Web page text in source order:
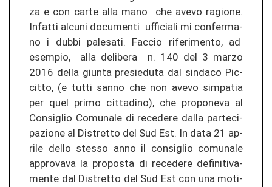
za e con carte alla mano che avevo ra­gio­ne.
In­fat­ti al­cu­ni do­cu­men­ti uf­fi­cia­li mi con­fer­ma­
no i dubbi pa­le­sa­ti. Fac­cio ri­fe­rimen­to, ad
esem­pio, alla de­li­be­ra n. 140 del 3 marzo
2016 della giun­ta pre­sied­uta dal sin­da­co Pic­
cit­to, (e tutti sanno che non avevo sim­pa­tia
per quel primo cit­ta­di­no), che pro­po­ne­va al
Con­siglio Co­mu­na­le di re­ce­de­re dalla par­te­ci­
pa­zio­ne al Dis­tret­to del Sud Est. In data 21 ap­
ri­le dello st­es­so anno il con­siglio co­mu­na­le
ap­pro­va­va la pro­pos­ta di re­ce­de­re de­fi­ni­ti­va­
men­te dal Dis­tret­to del Sud Est con una mo­ti­